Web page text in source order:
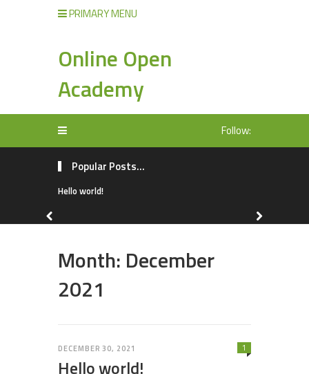
PRIMARY MENU
Online Open
Academy
Follow:
Popular Posts...
Hello world!
Month: December
2021
DECEMBER 30, 2021
Hello world!
1